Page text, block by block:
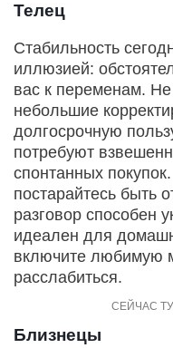
Телец
Стабильность
иллюзией:
вас к переменам.
небольшие
долгосрочную
потребуют
спонтанных
постарайтесь быть
разговор способен
идеален для
включите любимую
расслабиться.
Близнецы